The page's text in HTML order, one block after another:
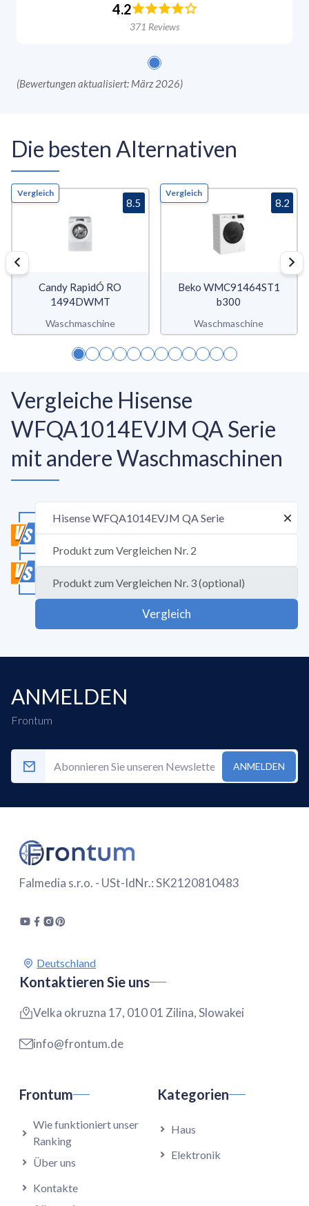
4.2
371 Reviews
(Bewertungen aktualisiert: März 2026)
Die besten Alternativen
Vergleich
Candy RapidÓ RO
1494DWMT
Waschmaschine
8.5
Vergleich
Beko WMC91464ST1
b300
Waschmaschine
8.2
Vergleiche Hisense
WFQA1014EVJM QA Serie
mit andere Waschmaschinen
Vergleich
ANMELDEN
Frontum
ANMELDEN
Falmedia s.r.o. - USt-IdNr.: SK2120810483
Kontaktieren Sie uns
Velka okruzna 17, 010 01 Zilina, Slowakei
info@frontum.de
Frontum
Wie funktioniert unser
Ranking
Über uns
Kontakte
Kategorien
Haus
Elektronik